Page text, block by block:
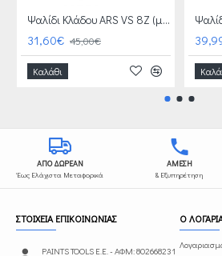
Ψαλίδι Κλάδου ARS VS 8Z (μεσαίο χέρι)+ ΔΩΡΟ ΑΓΡΟΤΙΚΑ ΓΑΝΤΙΑ ΑΞΙΑΣ 4 €
31,60€ 45,00€
Καλάθι
ΑΠΟ ΔΩΡΕΑΝ
Έως Ελάχιστα Μεταφορικά
ΑΜΕΣΗ
& Εξυπηρέτηση
ΣΤΟΙΧΕΙΑ ΕΠΙΚΟΙΝΩΝΙΑΣ
PAINTS TOOLS Ε.Ε. - ΑΦΜ: 802668231
Ο